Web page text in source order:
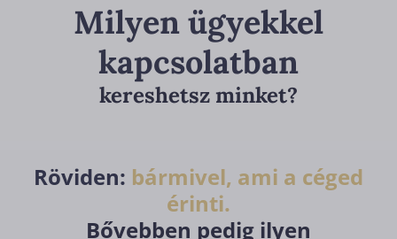
Milyen ügyekkel
kapcsolatban
kereshetsz minket?
Röviden: bármivel, ami a céged
érinti.
Bővebben pedig ilyen